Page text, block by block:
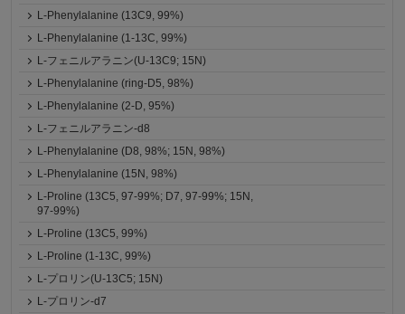
L-Phenylalanine (13C9, 99%)
L-Phenylalanine (1-13C, 99%)
L-フェニルアラニン(U-13C9; 15N)
L-Phenylalanine (ring-D5, 98%)
L-Phenylalanine (2-D, 95%)
L-フェニルアラニン-d8
L-Phenylalanine (D8, 98%; 15N, 98%)
L-Phenylalanine (15N, 98%)
L-Proline (13C5, 97-99%; D7, 97-99%; 15N,
97-99%)
L-Proline (13C5, 99%)
L-Proline (1-13C, 99%)
L-プロリン(U-13C5; 15N)
L-プロリン-d7